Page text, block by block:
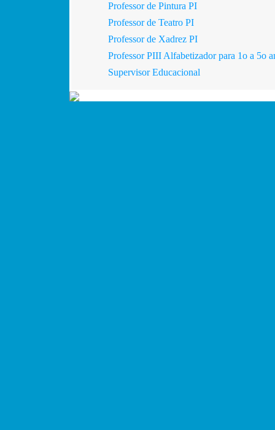
Professor de Pintura PI
Professor de Teatro PI
Professor de Xadrez PI
Professor PIII Alfabetizador para 1o a 5o
Supervisor Educacional